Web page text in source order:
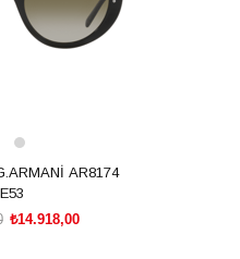
AR8174
₺14.918,00